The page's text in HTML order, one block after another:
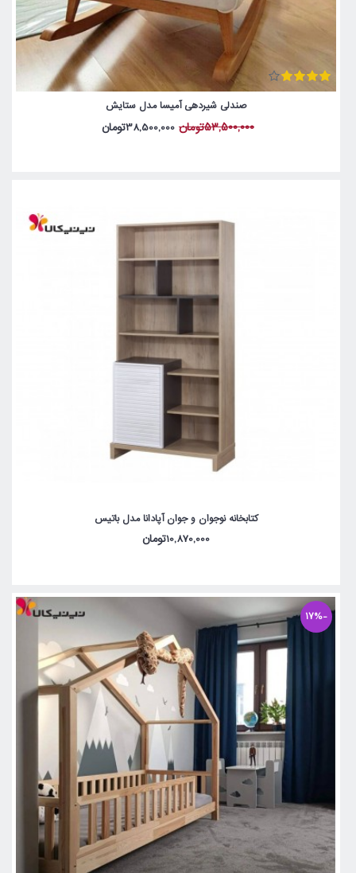
صندلی شیردهی آمیسا مدل ستایش
53,500,000تومان 38,500,000تومان
کتابخانه نوجوان و جوان آپادانا مدل باتیس
10,870,000تومان
-17%